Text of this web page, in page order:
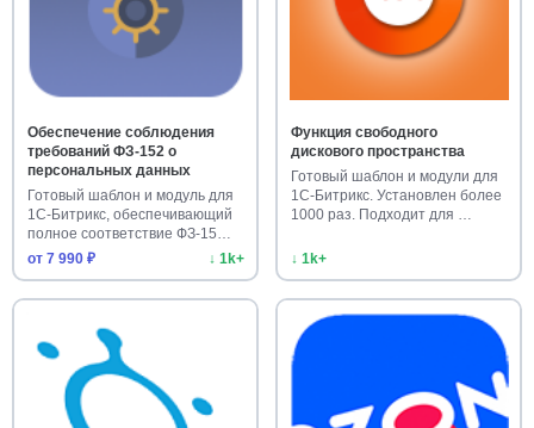
Обеспечение соблюдения
требований ФЗ-152 о
персональных данных
Готовый шаблон и модуль для
1С-Битрикс, обеспечивающий
полное соответствие ФЗ-15…
от 7 990 ₽
↓ 1k+
Функция свободного
дискового пространства
Готовый шаблон и модули для
1С-Битрикс. Установлен более
1000 раз. Подходит для …
↓ 1k+